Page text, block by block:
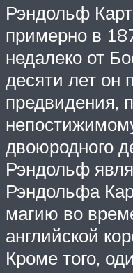
Рэндольф
примерно в
недалеко от
десяти лет он
предвидения,
двоюродного
Рэндольф
Рэндольфа
магию во
английской
Кроме того,